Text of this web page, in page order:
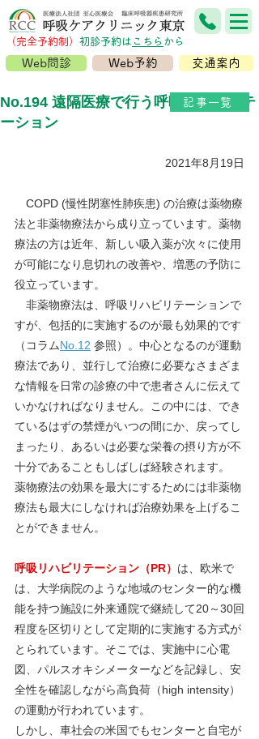
（完全予約制） ​初診予約は こちら から
Web問診 Web予約 交通案内
No.194 遠隔医療で行う呼吸リハビリテ
ーション
2021年8月19日
COPD (慢性閉塞性肺疾患) の治療は薬物療
法と非薬物療法から成り立っています。薬物
療法の方は近年、新しい吸入薬が次々に使用
が可能になり息切れの改善や、増悪の予防に
役立っています。
非薬物療法は、呼吸リハビリテーションで
すが、包括的に実施するのが最も効果的です
（ コラムNo.12 参照）。中心となるのが運動
療法であり、並行して治療に必要なさまざま
な情報を日常の診療の中で患者さんに伝えて
いかなければなりません。この中には、でき
ているはずの禁煙がいつの間にか、戻ってし
まったり、あるいは必要な栄養の摂り方が不
十分であることもしばしば経験されます。
薬物療法の効果を最大にするためには非薬物
療法も最大にしなければ治療効果を上げるこ
とができません。
呼吸リハビリテーション（PR） は、欧米で
は、大学病院のような地域のセンター的な機
能を持つ施設に外来通院で継続して20～30回
程度を区切りとして定期的に実施する方式が
とられています。そこでは、実施中に心電
図、パルスオキシメーターなどを記録し、安
全性を確認しながら高負荷（high intensity）
の運動が行われています。
しかし、車社会の米国でもセンターと自宅が
記事一覧